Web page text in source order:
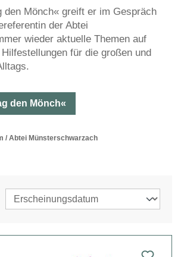
den Mönch« greift er im Gespräch
der Abtei
wieder aktuelle Themen auf
für die großen und
den Mönch«
/ Abtei Münsterschwarzach